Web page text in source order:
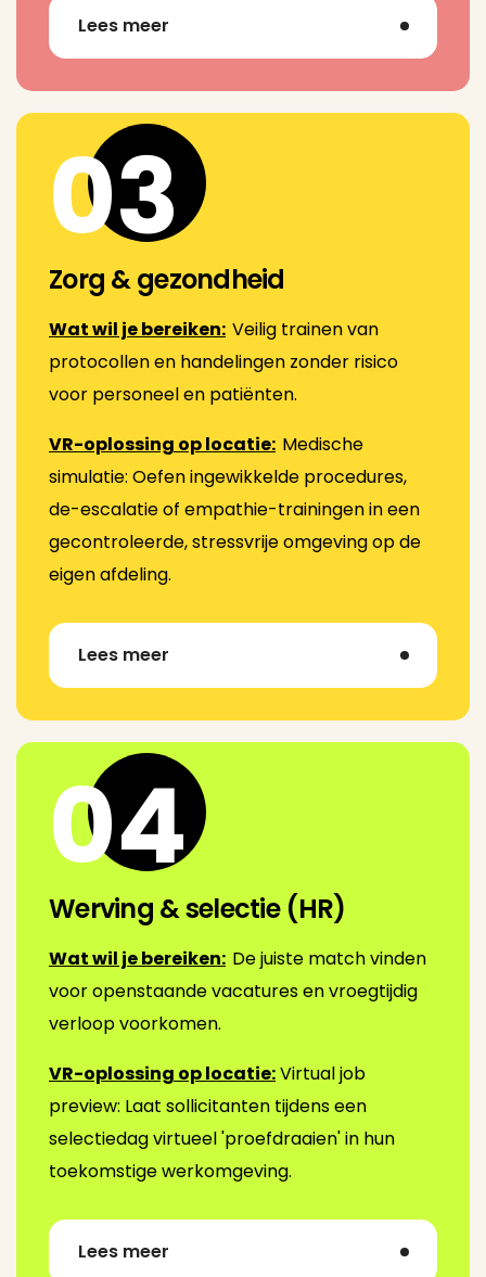
Lees meer
03
Zorg & gezondheid
Wat wil je bereiken: Veilig trainen van
protocollen en handelingen zonder risico
voor personeel en patiënten.
VR-oplossing op locatie: Medische
simulatie: Oefen ingewikkelde procedures,
de-escalatie of empathie-trainingen in een
gecontroleerde, stressvrije omgeving op de
eigen afdeling.
Lees meer
04
Werving & selectie (HR)
Wat wil je bereiken: De juiste match vinden
voor openstaande vacatures en vroegtijdig
verloop voorkomen.
VR-oplossing op locatie:Virtual job
preview: Laat sollicitanten tijdens een
selectiedag virtueel 'proefdraaien' in hun
toekomstige werkomgeving.
Lees meer